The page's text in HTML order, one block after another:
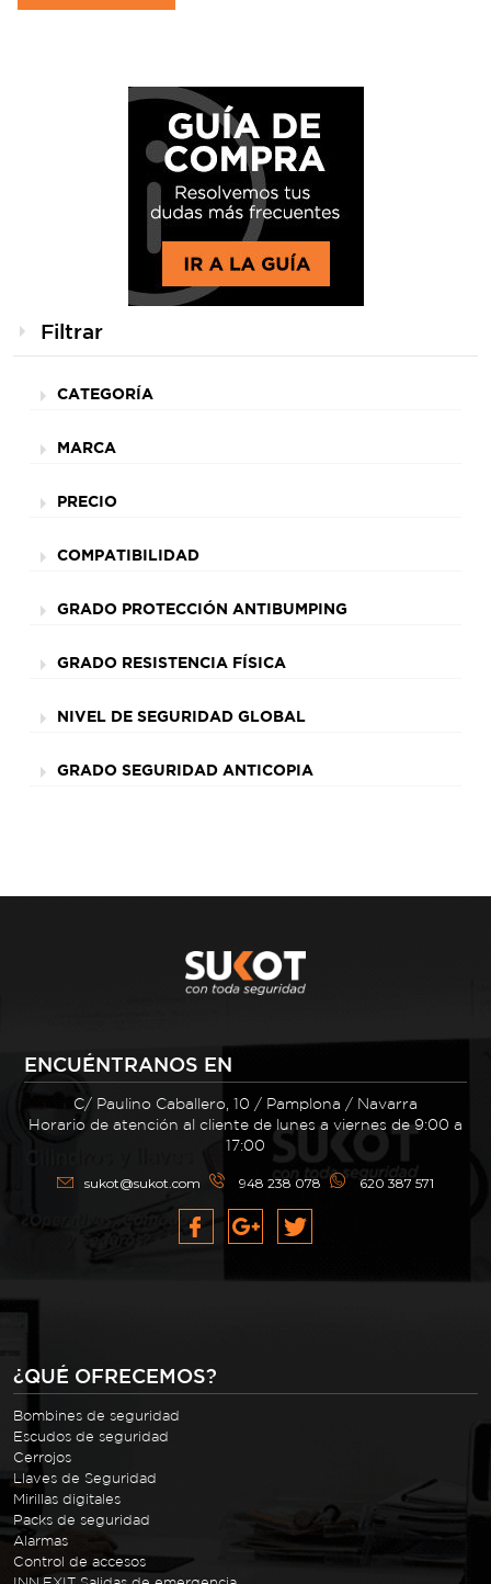
Filtrar
CATEGORÍA
MARCA
PRECIO
COMPATIBILIDAD
GRADO PROTECCIÓN ANTIBUMPING
GRADO RESISTENCIA FÍSICA
NIVEL DE SEGURIDAD GLOBAL
GRADO SEGURIDAD ANTICOPIA
ENCUÉNTRANOS EN
C/ Paulino Caballero, 10 / Pamplona / Navarra
Horario de atención al cliente de lunes a viernes de 9:00 a
17:00
sukot@sukot.com 948 238 078 620 387 571
¿QUÉ OFRECEMOS?
Bombines de seguridad
Escudos de seguridad
Cerrojos
Llaves de Seguridad
Mirillas digitales
Packs de seguridad
Alarmas
Control de accesos